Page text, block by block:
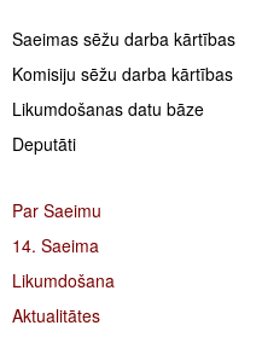
Saeimas sēžu darba kārtības
Komisiju sēžu darba kārtības
Likumdošanas datu bāze
Deputāti
Par Saeimu
14. Saeima
Likumdošana
Aktualitātes